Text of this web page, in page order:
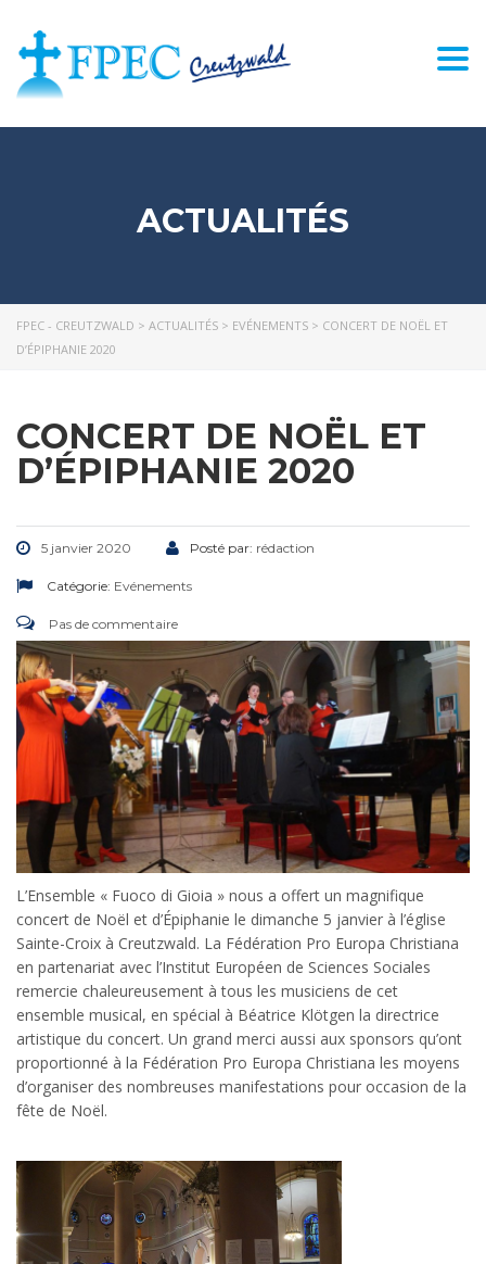
ACTUALITÉS
FPEC - CREUTZWALD > ACTUALITÉS > EVÉNEMENTS > CONCERT DE NOËL ET
D’ÉPIPHANIE 2020
CONCERT DE NOËL ET
D’ÉPIPHANIE 2020
5 janvier 2020 Posté par: rédaction
Catégorie: Evénements
Pas de commentaire
L’Ensemble « Fuoco di Gioia » nous a offert un magnifique
concert de Noël et d’Épiphanie le dimanche 5 janvier à l’église
Sainte-Croix à Creutzwald. La Fédération Pro Europa Christiana
en partenariat avec l’Institut Européen de Sciences Sociales
remercie chaleureusement à tous les musiciens de cet
ensemble musical, en spécial à Béatrice Klötgen la directrice
artistique du concert. Un grand merci aussi aux sponsors qu’ont
proportionné à la Fédération Pro Europa Christiana les moyens
d’organiser des nombreuses manifestations pour occasion de la
fête de Noël.